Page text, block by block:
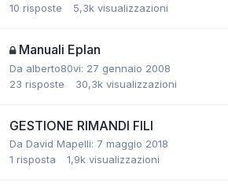
10 risposte 5,3k visualizzazioni
Manuali Eplan
Da alberto80vi: 27 gennaio 2008
23 risposte 30,3k visualizzazioni
GESTIONE RIMANDI FILI
Da David Mapelli: 7 maggio 2018
1 risposta 1,9k visualizzazioni